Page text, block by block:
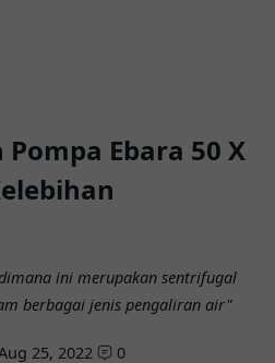
Ebara 50 X
ini merupakan sentrifugal
berbagai jenis pengaliran air"
25, 2022 0